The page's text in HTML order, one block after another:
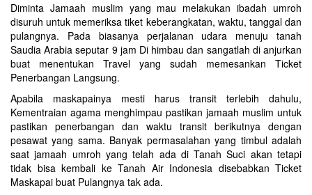
Diminta Jamaah muslim yang mau melakukan ibadah umroh
disuruh untuk memeriksa tiket keberangkatan, waktu, tanggal dan
pulangnya. Pada biasanya perjalanan udara menuju tanah
Saudia Arabia seputar 9 jam Di himbau dan sangatlah di anjurkan
buat menentukan Travel yang sudah memesankan Ticket
Penerbangan Langsung.
Apabila maskapainya mesti harus transit terlebih dahulu,
Kementraian agama menghimpau pastikan jamaah muslim untuk
pastikan penerbangan dan waktu transit berikutnya dengan
pesawat yang sama. Banyak permasalahan yang timbul adalah
saat jamaah umroh yang telah ada di Tanah Suci akan tetapi
tidak bisa kembali ke Tanah Air Indonesia disebabkan Ticket
Maskapai buat Pulangnya tak ada.